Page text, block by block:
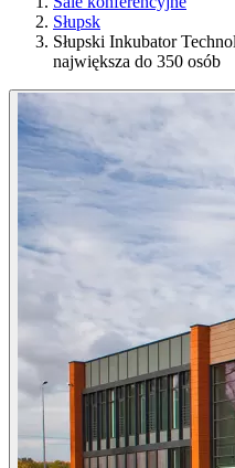
Słupsk
Słupski Inkubator
największa do 350 osób